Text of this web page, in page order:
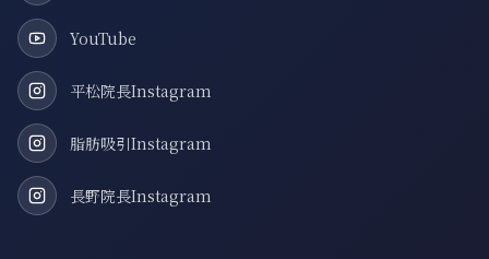
YouTube
平松院長Instagram
脂肪吸引Instagram
長野院長Instagram